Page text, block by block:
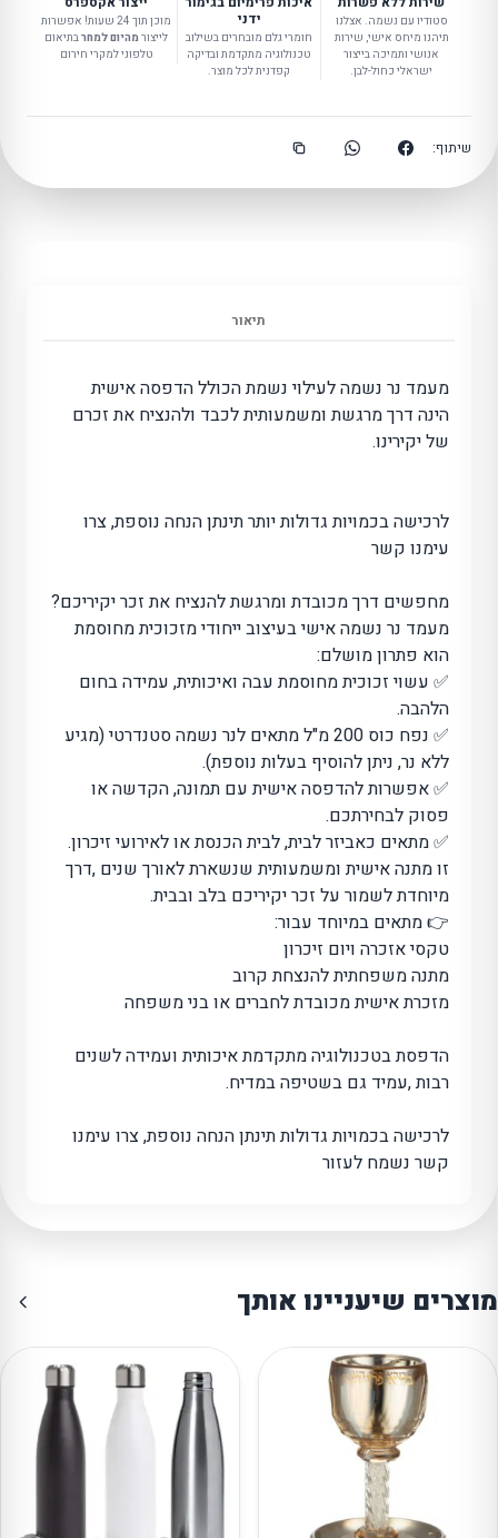
סטודיו עם נשמה. אצלנו
תיהנו מיחס אישי, שירות
אנושי ותמיכה בייצור
ישראלי כחול-לבן.
ידני
חומרי גלם מובחרים בשילוב
טכנולוגיה מתקדמת ובדיקה
קפדנית לכל מוצר.
מוכן תוך 24 שעות! אפשרות
לייצור מהיום למחרבתיאום
טלפוני למקרי חירום
שיתוף:
תיאור
מעמד נר נשמה לעילוי נשמת הכולל הדפסה אישית
הינה דרך מרגשת ומשמעותית לכבד ולהנציח את זכרם
של יקירינו.
לרכישה בכמויות גדולות יותר תינתן הנחה נוספת, צרו
עימנו קשר
מחפשים דרך מכובדת ומרגשת להנציח את זכר יקיריכם?
מעמד נר נשמה אישי בעיצוב ייחודי מזכוכית מחוסמת
הוא פתרון מושלם:
✅ עשוי זכוכית מחוסמת עבה ואיכותית, עמידה בחום
הלהבה.
✅ נפח כוס 200 מ"ל מתאים לנר נשמה סטנדרטי (מגיע
ללא נר, ניתן להוסיף בעלות נוספת).
✅ אפשרות להדפסה אישית עם תמונה, הקדשה או
פסוק לבחירתכם.
✅ מתאים כאביזר לבית, לבית הכנסת או לאירועי זיכרון.
זו מתנה אישית ומשמעותית שנשארת לאורך שנים ,דרך
מיוחדת לשמור על זכר יקיריכם בלב ובבית.
👉 מתאים במיוחד עבור:
טקסי אזכרה ויום זיכרון
מתנה משפחתית להנצחת קרוב
מזכרת אישית מכובדת לחברים או בני משפחה
הדפסת בטכנולוגיה מתקדמת איכותית ועמידה לשנים
רבות ,עמיד גם בשטיפה במדיח.
לרכישה בכמויות גדולות תינתן הנחה נוספת, צרו עימנו
קשר נשמח לעזור
מוצרים שיעניינו אותך